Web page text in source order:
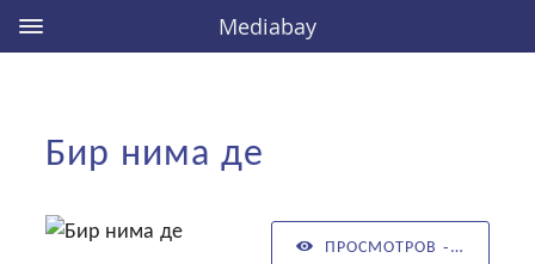
Mediabay
Бир нима де
ПРОСМОТРОВ - 30